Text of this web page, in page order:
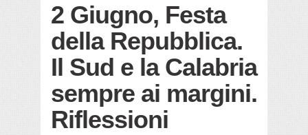
2 Giugno, Festa
della Repubblica.
Il Sud e la Calabria
sempre ai margini.
Riflessioni